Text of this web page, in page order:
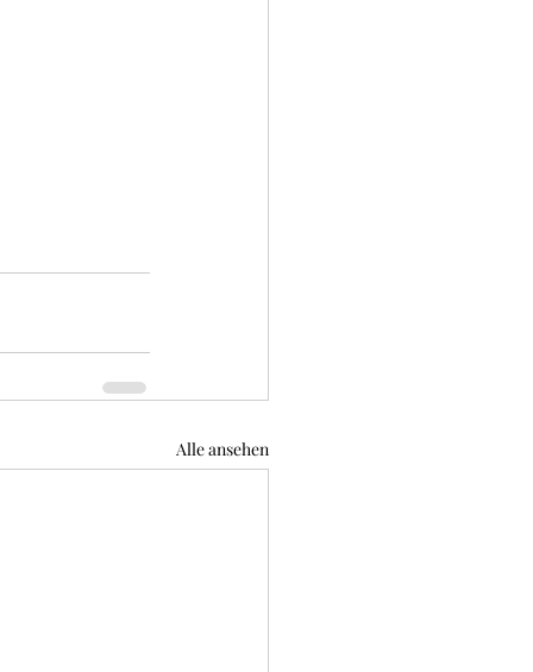
Alle ansehen